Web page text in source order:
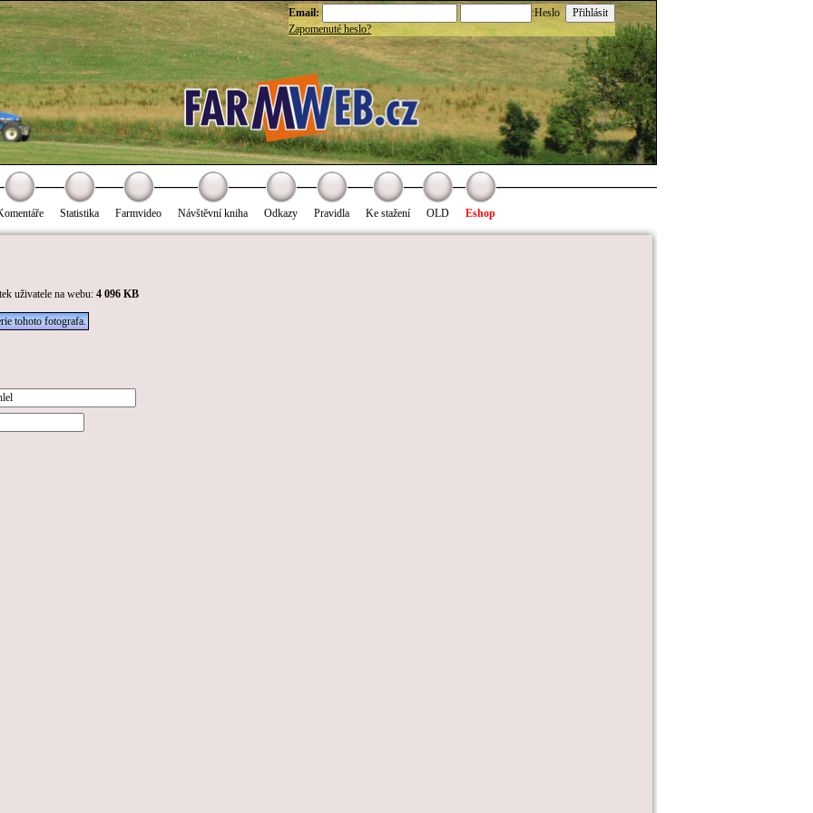
Email:
:Heslo
Zapomenuté heslo?
Statistika Farmvideo Návštěvní kniha Odkazy Pravidla Ke stažení OLD Eshop
uživatele na webu: 4 096 KB
tohoto fotografa.